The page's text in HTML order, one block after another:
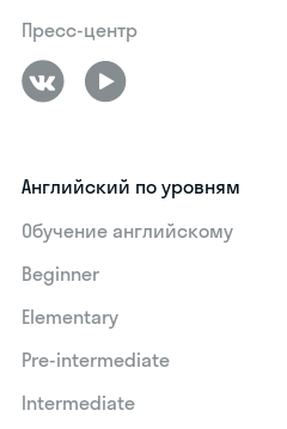
Пресс-центр
Английский по уровням
Обучение английскому
Beginner
Elementary
Pre-intermediate
Intermediate